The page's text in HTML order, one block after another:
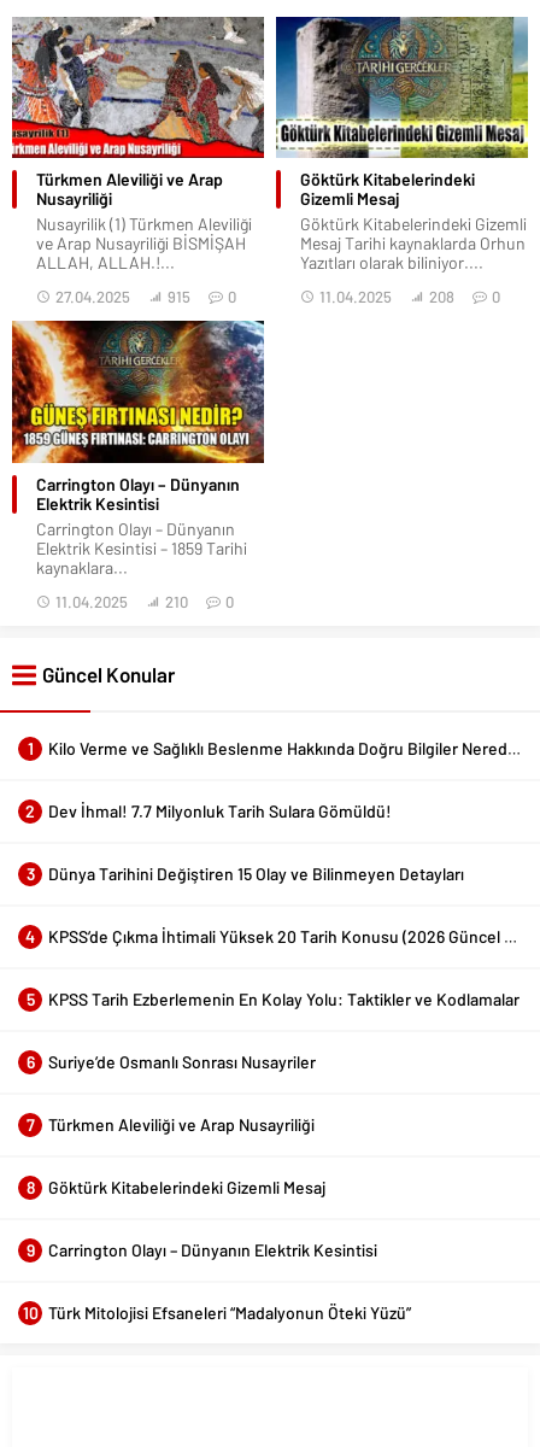
Türkmen Aleviliği ve Arap
Nusayriliği
Nusayrilik (1) Türkmen Aleviliği
ve Arap Nusayriliği BİSMİŞAH
ALLAH, ALLAH.!...
27.04.2025 915 0
Göktürk Kitabelerindeki
Gizemli Mesaj
Göktürk Kitabelerindeki Gizemli
Mesaj Tarihi kaynaklarda Orhun
Yazıtları olarak biliniyor....
11.04.2025 208 0
Carrington Olayı – Dünyanın
Elektrik Kesintisi
Carrington Olayı – Dünyanın
Elektrik Kesintisi – 1859 Tarihi
kaynaklara...
11.04.2025 210 0
Güncel Konular
1 Kilo Verme ve Sağlıklı Beslenme Hakkında Doğru Bilgiler Nerede Bulunur?
2 Dev İhmal! 7.7 Milyonluk Tarih Sulara Gömüldü!
3 Dünya Tarihini Değiştiren 15 Olay ve Bilinmeyen Detayları
4 KPSS’de Çıkma İhtimali Yüksek 20 Tarih Konusu (2026 Güncel Liste)
5 KPSS Tarih Ezberlemenin En Kolay Yolu: Taktikler ve Kodlamalar
6 Suriye’de Osmanlı Sonrası Nusayriler
7 Türkmen Aleviliği ve Arap Nusayriliği
8 Göktürk Kitabelerindeki Gizemli Mesaj
9 Carrington Olayı – Dünyanın Elektrik Kesintisi
10 Türk Mitolojisi Efsaneleri “Madalyonun Öteki Yüzü”